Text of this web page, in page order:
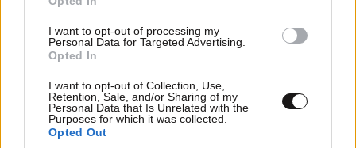
I want to opt-out of processing my
Personal Data for Targeted Advertising.
Opted In
I want to opt-out of Collection, Use,
Retention, Sale, and/or Sharing of my
Personal Data that Is Unrelated with the
Purposes for which it was collected.
Opted Out
που φέρεται να βρίσκεται πίσω του – Τι ορίζει ο
όρος Greek Mafia